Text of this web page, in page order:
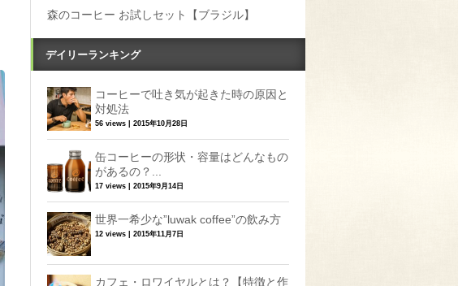
森のコーヒー お試しセット【ブラジル】
デイリーランキング
コーヒーで吐き気が起きた時の原因と
対処法
56 views 2015年10月28日
缶コーヒーの形状・容量はどんなもの
があるの？...
17 views 2015年9月14日
世界一希少な”luwak coffee”の飲み方
12 views 2015年11月7日
カフェ・ロワイヤルとは？【特徴と作